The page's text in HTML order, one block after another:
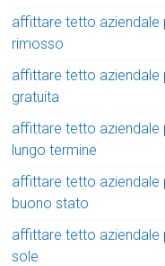
affittare tetto
rimosso
affittare tetto
gratuita
affittare tetto
lungo termine
affittare tetto
buono stato
affittare tetto
sole